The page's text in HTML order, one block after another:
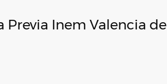
Previa Inem Valencia de